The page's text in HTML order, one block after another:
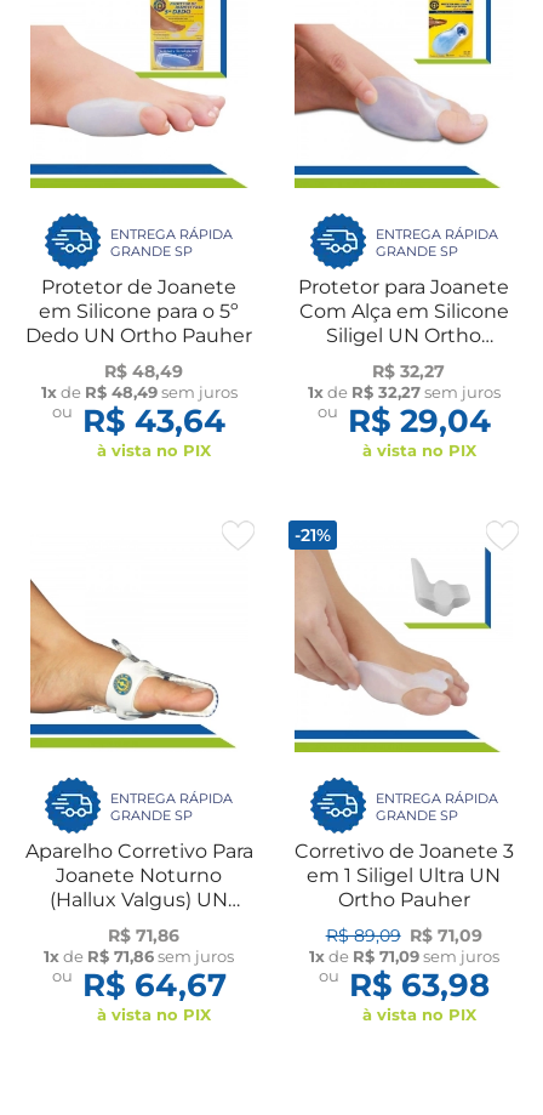
ENTREGA RÁPIDA
GRANDE SP
Protetor de Joanete
em Silicone para o 5º
Dedo UN Ortho Pauher
R$ 48,49
1xde R$ 48,49sem juros
ou
R$ 43,64
à vista no PIX
ENTREGA RÁPIDA
GRANDE SP
Protetor para Joanete
Com Alça em Silicone
Siligel UN Ortho
Pauher
R$ 32,27
1xde R$ 32,27sem juros
ou
R$ 29,04
à vista no PIX
ENTREGA RÁPIDA
GRANDE SP
Aparelho Corretivo Para
Joanete Noturno
(Hallux Valgus) UN
Ortho Pauher
R$ 71,86
1xde R$ 71,86sem juros
ou
R$ 64,67
à vista no PIX
-21%
ENTREGA RÁPIDA
GRANDE SP
Corretivo de Joanete 3
em 1 Siligel Ultra UN
Ortho Pauher
R$ 89,09 R$ 71,09
1xde R$ 71,09sem juros
ou
R$ 63,98
à vista no PIX